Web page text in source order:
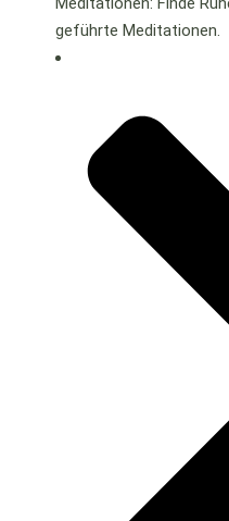
geführte Meditationen.